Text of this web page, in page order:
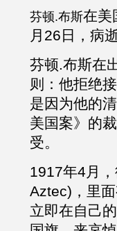
芬顿.布斯在美
月26日，病
芬顿.布斯在
则：他拒绝
是因为他的
美国案》的
受。
1917年4月
Aztec)，里
立即在自己